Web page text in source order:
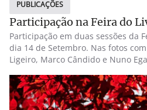
PUBLICAÇÕES
Participação na Feira do
Participação em duas sessões da
dia 14 de Setembro. Nas fotos
Ligeiro, Marco Cândido e Nuno Ega